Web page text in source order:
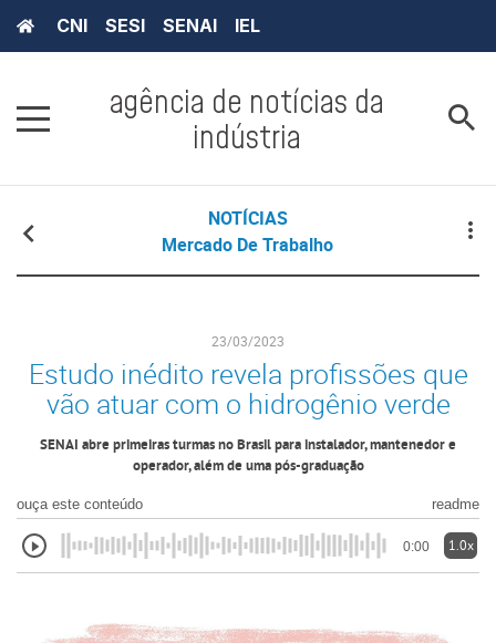
CNI SESI SENAI IEL
agência de notícias da
indústria
NOTÍCIAS
Mercado De Trabalho
23/03/2023
Estudo inédito revela profissões que
vão atuar com o hidrogênio verde
SENAI abre primeiras turmas no Brasil para instalador, mantenedor e
operador, além de uma pós-graduação
ouça este conteúdo readme
0:00 1.0x